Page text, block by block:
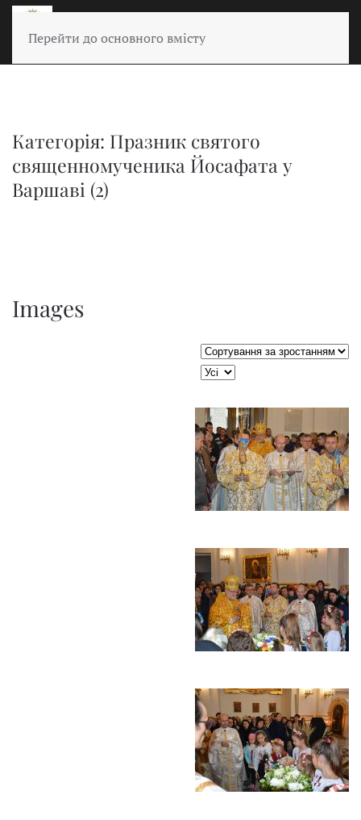
Перейти до основного вмісту
Категорія: Празник святого
священномученика Йосафата у
Варшаві (2)
Images
Сортувати таблицю за:
JSEARCH_FILTER_LIMIT